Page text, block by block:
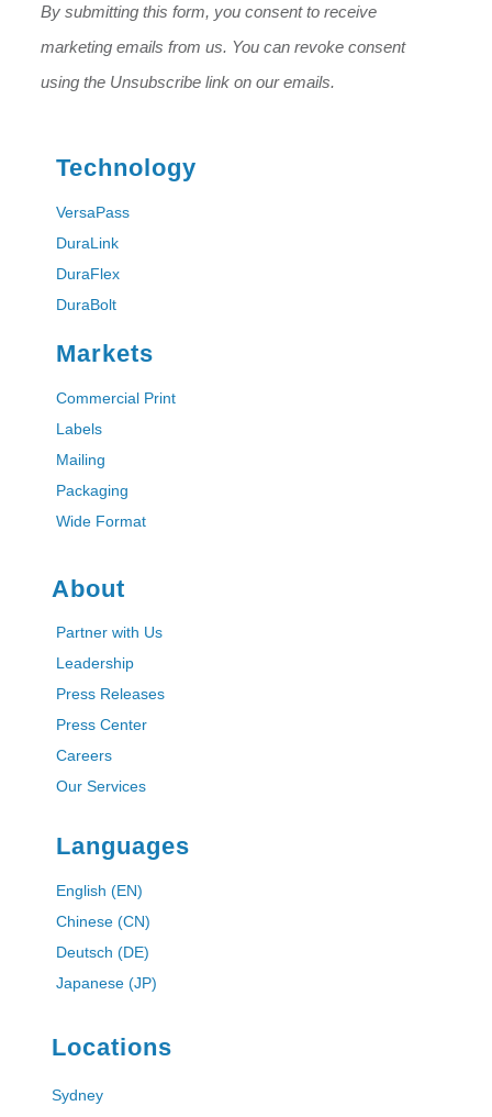
By submitting this form, you consent to receive
marketing emails from us. You can revoke consent
using the Unsubscribe link on our emails.
Technology
VersaPass
DuraLink
DuraFlex
DuraBolt
Markets
Commercial Print
Labels
Mailing
Packaging
Wide Format
About
Partner with Us
Leadership
Press Releases
Press Center
Careers
Our Services
Languages
English (EN)
Chinese (CN)
Deutsch (DE)
Japanese (JP)
Locations
Sydney